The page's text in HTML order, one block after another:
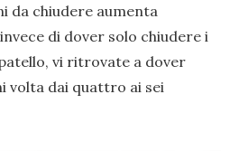
da chiudere aumenta
di dover solo chiudere i
vi ritrovate a dover
volta dai quattro ai sei